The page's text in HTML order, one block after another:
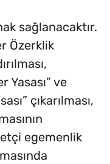
sağlanacaktır.
Özerklik
Yasası” ve
çıkarılması,
egemenlik